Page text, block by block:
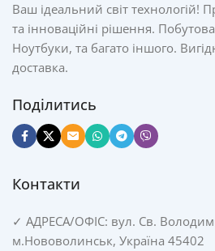
Ваш ідеальний світ технологій!
та інноваційні рішення.
Ноутбуки, та багато іншого.
доставка.
Поділитись
Контакти
✓ АДРЕСА/ОФІС: вул. Св.
м.Нововолинськ, Україна 45402